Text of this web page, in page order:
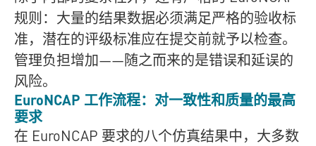
规则：大量的结果数据必须满足严格的验收标
准，潜在的评级标准应在提交前就予以检查。
管理负担增加——随之而来的是错误和延误的
风险。
EuroNCAP 工作流程：对一致性和质量的最高
要求
在 EuroNCAP 要求的八个仿真结果中，大多数